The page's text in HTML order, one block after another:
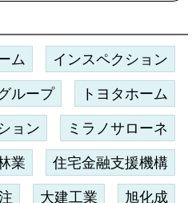
ム インスペクション
ループ トヨタホーム
ョン ミラノサローネ
業 住宅金融支援機構
大建工業 旭化成